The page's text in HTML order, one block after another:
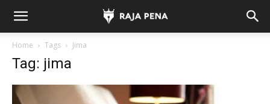
Home Tags Jima
Tag: jima